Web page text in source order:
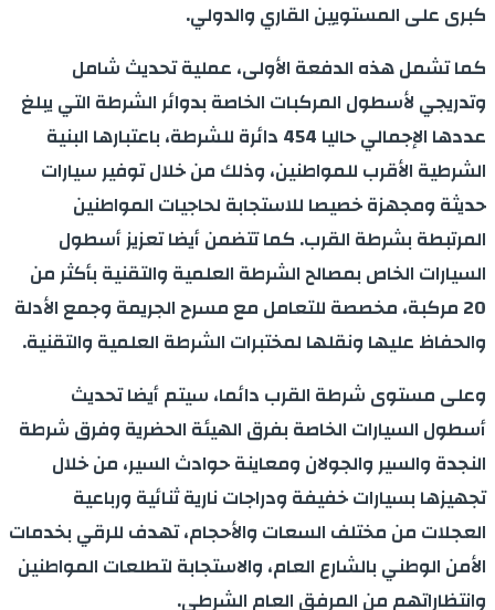
كبرى على المستويين القاري والدولي.
كما تشمل هذه الدفعة الأولى، عملية تحديث شامل
وتدريجي لأسطول المركبات الخاصة بدوائر الشرطة التي يبلغ
عددها الإجمالي حاليا 454 دائرة للشرطة، باعتبارها البنية
الشرطية الأقرب للمواطنين، وذلك من خلال توفير سيارات
حديثة ومجهزة خصيصا للاستجابة لحاجيات المواطنين
المرتبطة بشرطة القرب. كما تتضمن أيضا تعزيز أسطول
السيارات الخاص بمصالح الشرطة العلمية والتقنية بأكثر من
20 مركبة، مخصصة للتعامل مع مسرح الجريمة وجمع الأدلة
والحفاظ عليها ونقلها لمختبرات الشرطة العلمية والتقنية.
وعلى مستوى شرطة القرب دائما، سيتم أيضا تحديث
أسطول السيارات الخاصة بفرق الهيئة الحضرية وفرق شرطة
النجدة والسير والجولان ومعاينة حوادث السير، من خلال
تجهيزها بسيارات خفيفة ودراجات نارية ثنائية ورباعية
العجلات من مختلف السعات والأحجام، تهدف للرقي بخدمات
الأمن الوطني بالشارع العام، والاستجابة لتطلعات المواطنين
وانتظاراتهم من المرفق العام الشرطي.